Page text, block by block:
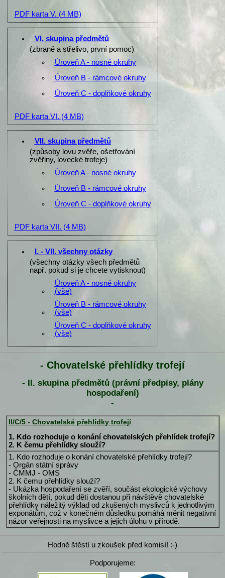
PDF karta V. (4 MB)
VI. skupina předmětů
(zbraně a střelivo, první pomoc)
Úroveň A - nosné okruhy
Úroveň B - rámcové okruhy
Úroveň C - doplňkové okruhy
PDF karta VI. (4 MB)
VII. skupina předmětů
(způsoby lovu zvěře, ošetřování
zvěřiny, lovecké trofeje)
Úroveň A - nosné okruhy
Úroveň B - rámcové okruhy
Úroveň C - doplňkové okruhy
PDF karta VII. (4 MB)
I. - VII. všechny otázky
(všechny otázky všech předmětů
např. pokud si je chcete vytisknout)
Úroveň A - nosné okruhy
(vše)
Úroveň B - rámcové okruhy
(vše)
Úroveň C - doplňkové okruhy
(vše)
- Chovatelské přehlídky trofejí
- II. skupina předmětů (právní předpisy, plány
hospodaření)
-
II/C/5 - Chovatelské přehlídky trofejí
1. Kdo rozhoduje o konání chovatelských přehlídek trofejí?
2. K čemu přehlídky slouží?
1. Kdo rozhoduje o konání chovatelské přehlídky trofejí?
- Orgán státní správy
- ČMMJ - OMS
2. K čemu přehlídky slouží?
- Ukázka hospodaření se zvěří, součást ekologické výchovy
školních dětí, pokud děti dostanou při návštěvě chovatelské
přehlídky náležitý výklad od zkušených myslivců k jednotlivým
exponátům, což v konečném důsledku pomáhá měnit negativní
názor veřejnosti na myslivce a jejich úlohu v přírodě.
Hodně štěstí u zkoušek před komisí! :-)
Podporujeme: